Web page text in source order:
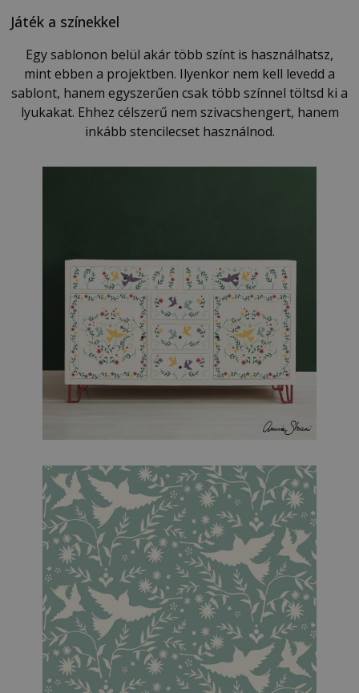
Játék a színekkel
Egy sablonon belül akár több színt is használhatsz,
mint ebben a projektben. Ilyenkor nem kell levedd a
sablont, hanem egyszerűen csak több színnel töltsd ki a
lyukakat. Ehhez célszerű nem szivacshengert, hanem
inkább stencilecset használnod.